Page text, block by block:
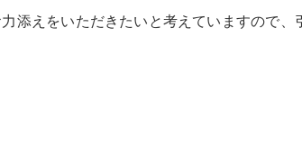
添えをいただきたいと考えていますので、